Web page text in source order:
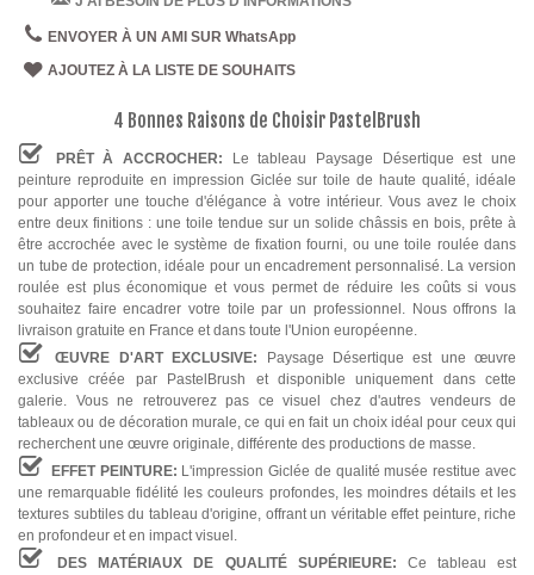
ENVOYER À UN AMI SUR WhatsApp
AJOUTEZ À LA LISTE DE SOUHAITS
4 Bonnes Raisons de Choisir PastelBrush
PRÊT À ACCROCHER:
Le tableau Paysage Désertique est une
peinture reproduite en impression Giclée sur toile de haute qualité, idéale
pour apporter une touche d'élégance à votre intérieur. Vous avez le choix
entre deux finitions : une toile tendue sur un solide châssis en bois, prête à
être accrochée avec le système de fixation fourni, ou une toile roulée dans
un tube de protection, idéale pour un encadrement personnalisé. La version
roulée est plus économique et vous permet de réduire les coûts si vous
souhaitez faire encadrer votre toile par un professionnel. Nous offrons la
livraison gratuite en France et dans toute l'Union européenne.
ŒUVRE D'ART EXCLUSIVE:
Paysage Désertique est une œuvre
exclusive créée par PastelBrush et disponible uniquement dans cette
galerie. Vous ne retrouverez pas ce visuel chez d'autres vendeurs de
tableaux ou de décoration murale, ce qui en fait un choix idéal pour ceux qui
recherchent une œuvre originale, différente des productions de masse.
EFFET PEINTURE: L'impression Giclée de qualité musée restitue avec
une remarquable fidélité les couleurs profondes, les moindres détails et les
textures subtiles du tableau d'origine, offrant un véritable effet peinture, riche
en profondeur et en impact visuel.
DES MATÉRIAUX DE QUALITÉ SUPÉRIEURE: Ce tableau est